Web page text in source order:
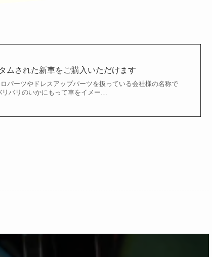
ムされた新車をご購入いただけます
パーツやドレスアップパーツを扱っている会社様の名称で
バリのいかにもって車をイメー…